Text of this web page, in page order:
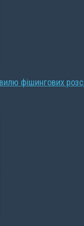
фішингових